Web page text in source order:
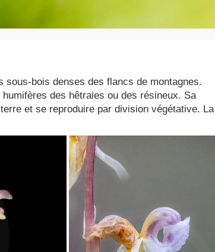
bois denses des flancs de montagnes.
des hêtraies ou des résineux. Sa
et se reproduire par division végétative. La